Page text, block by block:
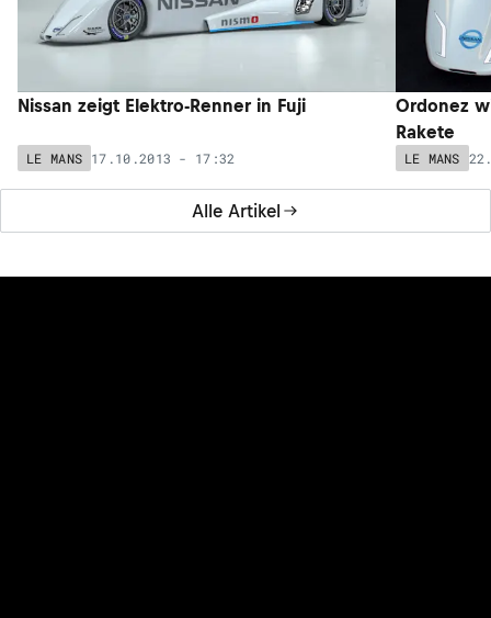
Alle Artikel
Nissan zeigt Elektro-Renner in Fuji
LE MANS 17.10.2013 - 17:32
Ordonez
Rakete
LE MANS